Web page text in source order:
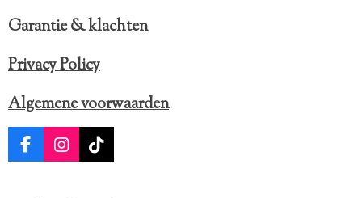
Garantie & klachten
Privacy Policy
Algemene voorwaarden
F
I
T